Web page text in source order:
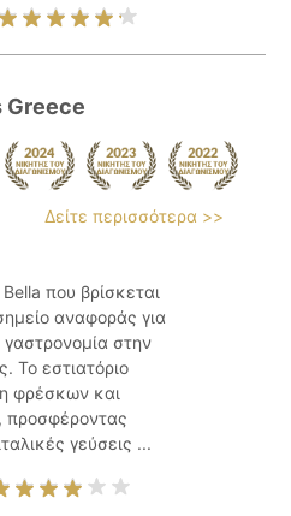
Greece
Δείτε περισσότερα >>
που βρίσκεται
αναφοράς για
γαστρονομία στην
Το εστιατόριο
φρέσκων και
προσφέροντας
γεύσεις ...